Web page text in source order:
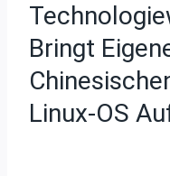
Bringt
Linux-OS